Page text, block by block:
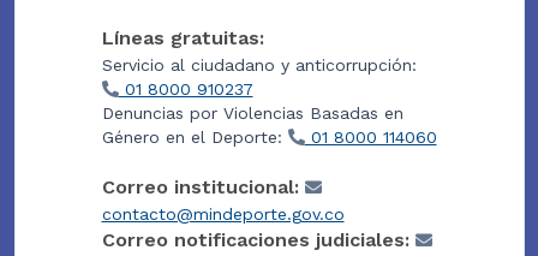
Líneas gratuitas:
Servicio al ciudadano y anticorrupción:
01 8000 910237
Denuncias por Violencias Basadas en
Género en el Deporte:
01 8000 114060
Correo institucional:
contacto@mindeporte.gov.co
Correo notificaciones judiciales: